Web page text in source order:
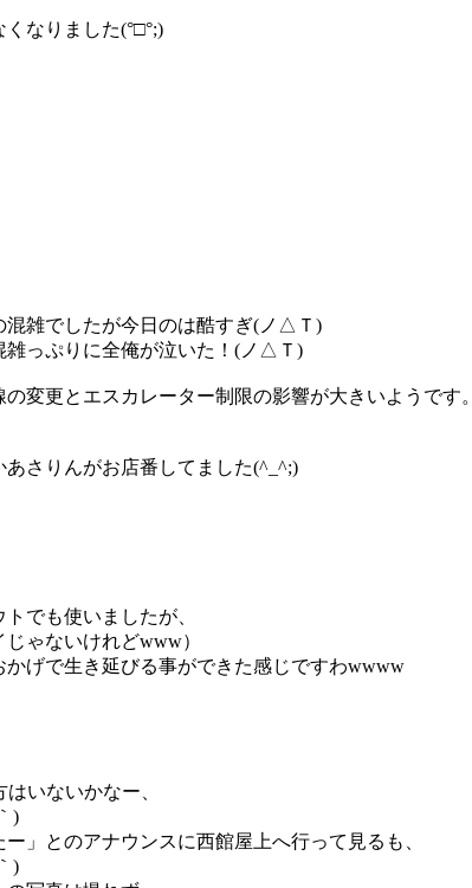
なりました(°□°;)
混雑でしたが今日のは酷すぎ(ノ△Ｔ)
雑っぷりに全俺が泣いた！(ノ△Ｔ)
変更とエスカレーター制限の影響が大きいようです。
さりんがお店番してました(^_^;)
でも使いましたが、
ゃないけれどwww）
げで生き延びる事ができた感じですわwwww
いないかなー、
)
」とのアナウンスに西館屋上へ行って見るも、
)